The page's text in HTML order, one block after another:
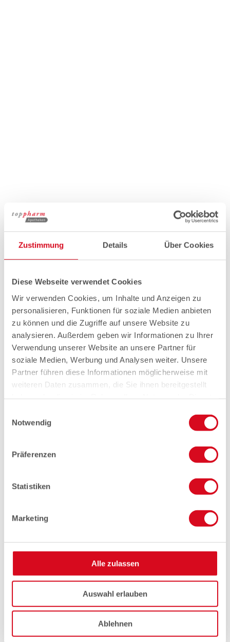
Zustimmung Details Über Cookies
Diese Webseite verwendet Cookies
Wir verwenden Cookies, um Inhalte und Anzeigen zu
personalisieren, Funktionen für soziale Medien anbieten
zu können und die Zugriffe auf unsere Website zu
analysieren. Außerdem geben wir Informationen zu Ihrer
Verwendung unserer Website an unsere Partner für
soziale Medien, Werbung und Analysen weiter. Unsere
Partner führen diese Informationen möglicherweise mit
weiteren Daten zusammen, die Sie ihnen bereitgestellt
Notwendig
Präferenzen
Statistiken
Marketing
Alle zulassen
Auswahl erlauben
Ablehnen